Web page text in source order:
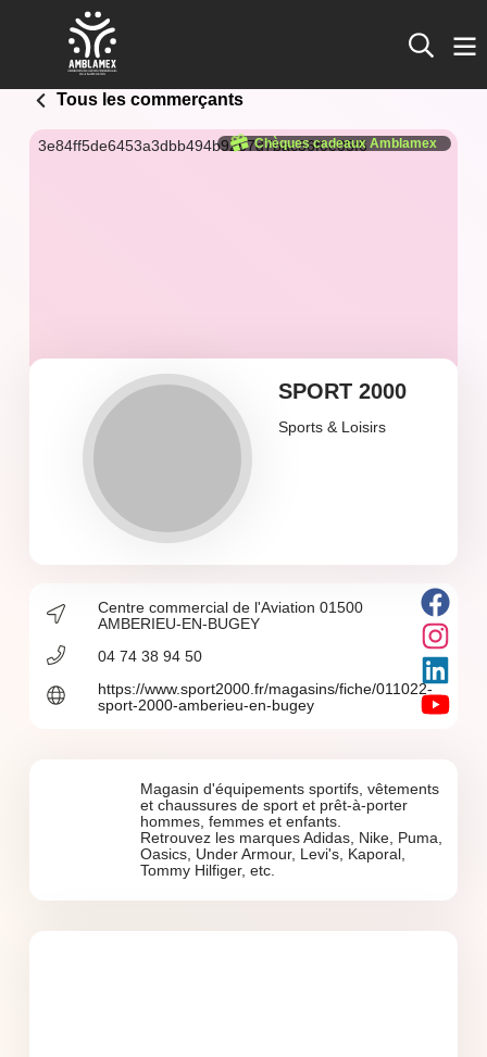
Tous les commerçants
Chèques cadeaux Amblamex
3e84ff5de6453a3dbb494b9267d7bac36f0e05f6
SPORT 2000
Sports & Loisirs
Centre commercial de l'Aviation 01500
AMBERIEU-EN-BUGEY
04 74 38 94 50
https://www.sport2000.fr/magasins/fiche/011022-
sport-2000-amberieu-en-bugey
Magasin d'équipements sportifs, vêtements
et chaussures de sport et prêt-à-porter
hommes, femmes et enfants.
Retrouvez les marques Adidas, Nike, Puma,
Oasics, Under Armour, Levi's, Kaporal,
Tommy Hilfiger, etc.